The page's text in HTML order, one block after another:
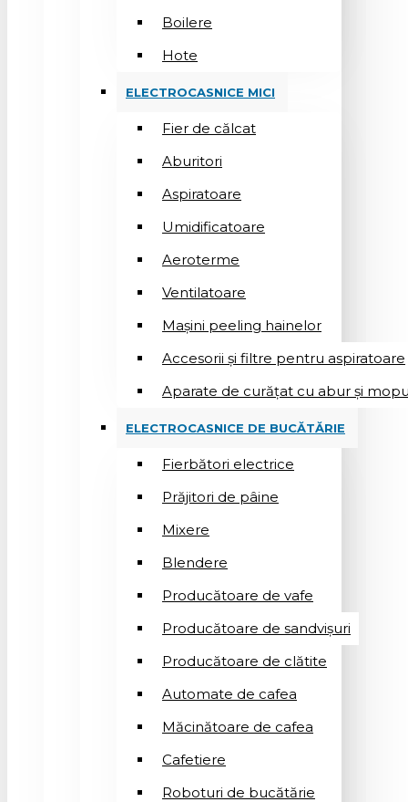
Boilere
Hote
ELECTROCASNICE MICI
Fier de călcat
Aburitori
Aspiratoare
Umidificatoare
Aeroterme
Ventilatoare
Mașini peeling hainelor
Accesorii și filtre pentru aspiratoare
Aparate de curățat cu abur și
ELECTROCASNICE DE BUCĂTĂRIE
Fierbători electrice
Prăjitori de pâine
Mixere
Blendere
Producătoare de vafe
Producătoare de sandvişuri
Producătoare de clătite
Automate de cafea
Măcinătoare de cafea
Cafetiere
Roboturi de bucătărie